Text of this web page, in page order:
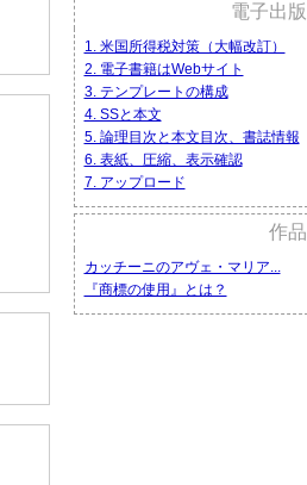
電子出版
1. 米国所得税対策（大幅改訂）
2. 電子書籍はWebサイト
3. テンプレートの構成
4. SSと本文
5. 論理目次と本文目次、書誌情報
6. 表紙、圧縮、表示確認
7. アップロード
作品
カッチーニのアヴェ・マリア...
『商標の使用』とは？